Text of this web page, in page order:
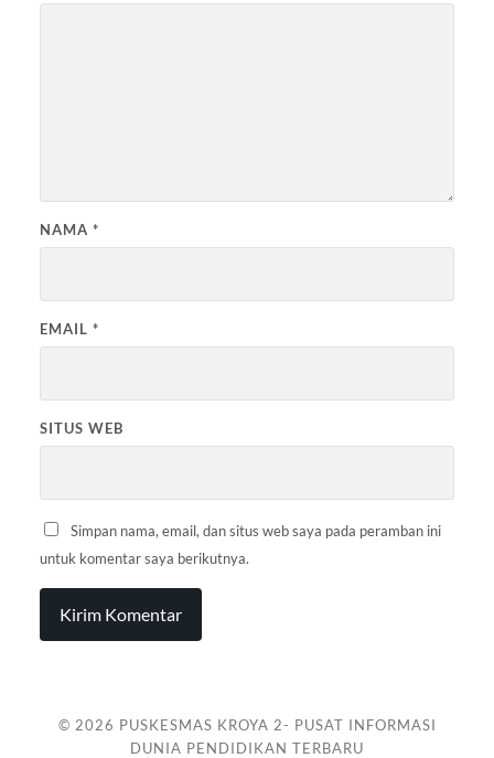
NAMA *
EMAIL *
SITUS WEB
Simpan nama, email, dan situs web saya pada peramban ini
untuk komentar saya berikutnya.
© 2026 PUSKESMAS KROYA 2- PUSAT INFORMASI
DUNIA PENDIDIKAN TERBARU